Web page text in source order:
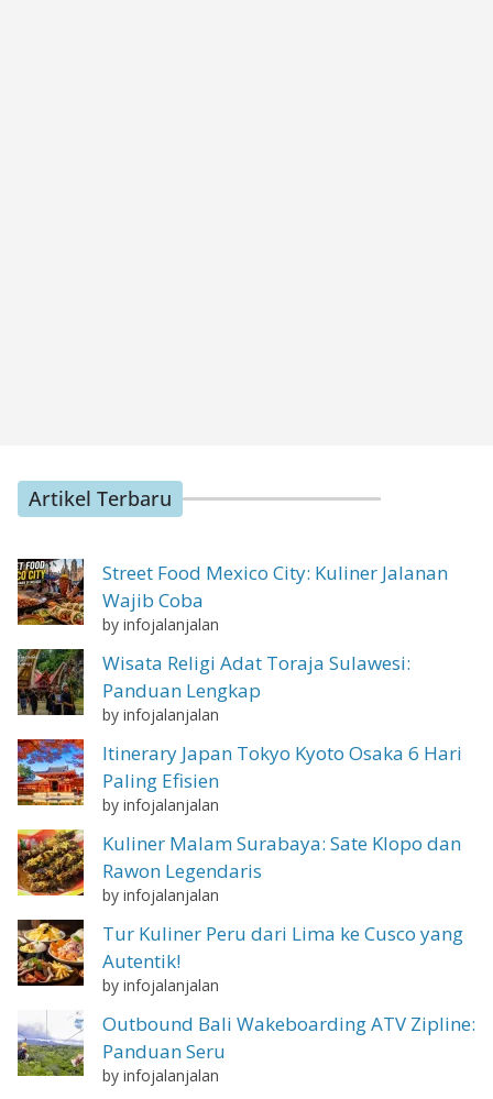
Artikel Terbaru
Street Food Mexico City: Kuliner Jalanan
Wajib Coba
by infojalanjalan
Wisata Religi Adat Toraja Sulawesi:
Panduan Lengkap
by infojalanjalan
Itinerary Japan Tokyo Kyoto Osaka 6 Hari
Paling Efisien
by infojalanjalan
Kuliner Malam Surabaya: Sate Klopo dan
Rawon Legendaris
by infojalanjalan
Tur Kuliner Peru dari Lima ke Cusco yang
Autentik!
by infojalanjalan
Outbound Bali Wakeboarding ATV Zipline:
Panduan Seru
by infojalanjalan